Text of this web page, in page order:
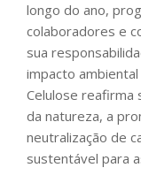
longo do ano,
colaboradores e
sua
impacto ambiental
Celulose reafirma
da natureza, a
neutralização de
sustentável para